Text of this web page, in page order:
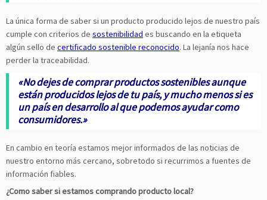
La única forma de saber si un producto producido lejos de nuestro país
cumple con criterios de sostenibilidad es buscando en la etiqueta
algún sello de certificado sostenible reconocido. La lejanía nos hace
perder la traceabilidad.
«No dejes de comprar productos sostenibles aunque
están producidos lejos de tu país, y mucho menos si es
un país en desarrollo al que podemos ayudar como
consumidores.»
En cambio en teoría estamos mejor informados de las noticias de
nuestro entorno más cercano, sobretodo si recurrimos a fuentes de
información fiables.
¿Como saber si estamos comprando producto local?